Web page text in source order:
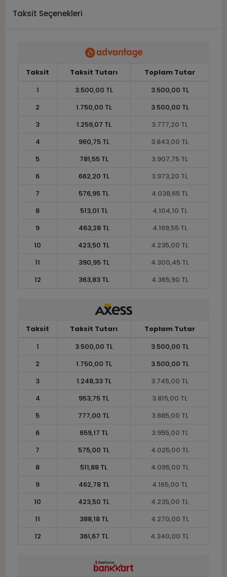
Taksit Seçenekleri
Taksit Taksit Tutarı
Toplam Tutar
1
3.500,00 TL
3.500,00 TL
2
1.750,00 TL
3.500,00 TL
3
1.259,07 TL
3.777,20 TL
4
960,75 TL
3.843,00 TL
5
781,55 TL
3.907,75 TL
6
662,20 TL
3.973,20 TL
7
576,95 TL
4.038,65 TL
8
513,01 TL
4.104,10 TL
9
463,28 TL
4.169,55 TL
10
423,50 TL
4.235,00 TL
11
390,95 TL
4.300,45 TL
12
363,83 TL 4.365,90 TL
Taksit Taksit Tutarı
Toplam Tutar
1
3.500,00 TL
3.500,00 TL
2
1.750,00 TL
3.500,00 TL
3
1.248,33 TL
3.745,00 TL
4
953,75 TL
3.815,00 TL
5
777,00 TL
3.885,00 TL
6
659,17 TL
3.955,00 TL
7
575,00 TL
4.025,00 TL
8
511,88 TL
4.095,00 TL
9
462,78 TL
4.165,00 TL
10
423,50 TL
4.235,00 TL
11
388,18 TL
4.270,00 TL
12
361,67 TL 4.340,00 TL